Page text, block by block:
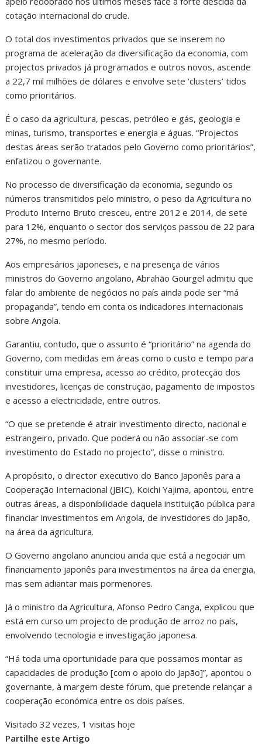
cotação internacional do crude.
O total dos investimentos privados que se inserem no
programa de aceleração da diversificação da economia, com
projectos privados já programados e outros novos, ascende
a 22,7 mil milhões de dólares e envolve sete ‘clusters’ tidos
como prioritários.
É o caso da agricultura, pescas, petróleo e gás, geologia e
minas, turismo, transportes e energia e águas. “Projectos
destas áreas serão tratados pelo Governo como prioritários”,
enfatizou o governante.
No processo de diversificação da economia, segundo os
números transmitidos pelo ministro, o peso da Agricultura no
Produto Interno Bruto cresceu, entre 2012 e 2014, de sete
para 12%, enquanto o sector dos serviços passou de 22 para
27%, no mesmo período.
Aos empresários japoneses, e na presença de vários
ministros do Governo angolano, Abrahão Gourgel admitiu que
falar do ambiente de negócios no país ainda pode ser “má
propaganda”, tendo em conta os indicadores internacionais
sobre Angola.
Garantiu, contudo, que o assunto é “prioritário” na agenda do
Governo, com medidas em áreas como o custo e tempo para
constituir uma empresa, acesso ao crédito, protecção dos
investidores, licenças de construção, pagamento de impostos
e acesso a electricidade, entre outros.
“O que se pretende é atrair investimento directo, nacional e
estrangeiro, privado. Que poderá ou não associar-se com
investimento do Estado no projecto”, disse o ministro.
A propósito, o director executivo do Banco Japonês para a
Cooperação Internacional (JBIC), Koichi Yajima, apontou, entre
outras áreas, a disponibilidade daquela instituição pública para
financiar investimentos em Angola, de investidores do Japão,
na área da agricultura.
O Governo angolano anunciou ainda que está a negociar um
financiamento japonês para investimentos na área da energia,
mas sem adiantar mais pormenores.
Já o ministro da Agricultura, Afonso Pedro Canga, explicou que
está em curso um projecto de produção de arroz no país,
envolvendo tecnologia e investigação japonesa.
“Há toda uma oportunidade para que possamos montar as
capacidades de produção [com o apoio do Japão]”, apontou o
governante, à margem deste fórum, que pretende relançar a
cooperação económica entre os dois países.
Visitado 32 vezes, 1 visitas hoje
Partilhe este Artigo